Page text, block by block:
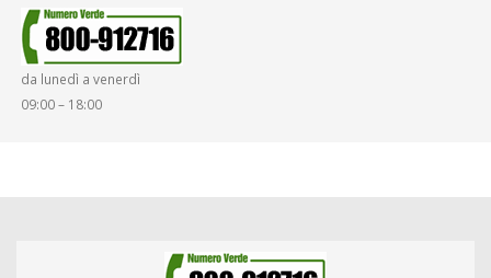
da lunedì a venerdì
09:00 – 18:00